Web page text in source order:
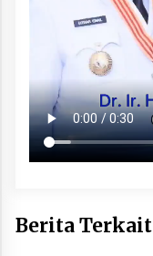
Berita Terkait